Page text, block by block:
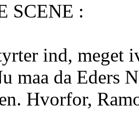
SCENE :
ind, meget
maa da Eders
Hvorfor,